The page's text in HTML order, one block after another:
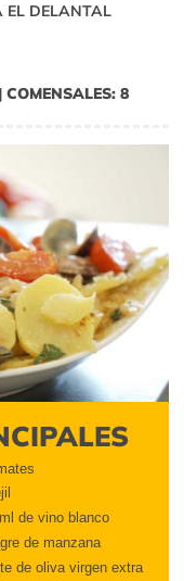
EL DELANTAL
8
de vino blanco
de manzana
de oliva virgen extra